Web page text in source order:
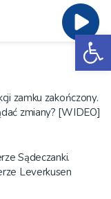
zamku zakończony.
zmiany? [WIDEO]
Sądeczanki.
Leverkusen